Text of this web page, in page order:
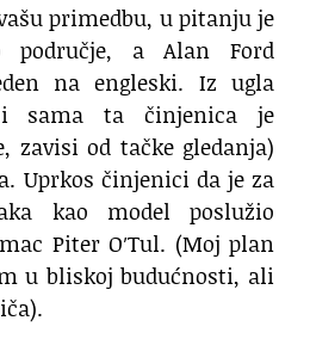
primedbu, u pitanju je
područje, a Alan Ford
na engleski. Iz ugla
i sama ta činjenica je
zavisi od tačke gledanja)
Uprkos činjenici da je za
kao model poslužio
Piter O′Tul. (Moj plan
u bliskoj budućnosti, ali